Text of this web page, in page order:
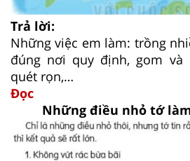
Trả lời:
Những việc em làm: trồng
đúng nơi quy định, gom và
quét rọn,…
Đọc
Những điều nhỏ tớ